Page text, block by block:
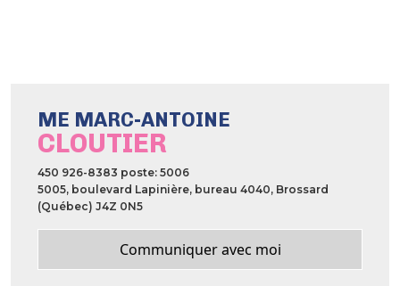
ME MARC-ANTOINE
CLOUTIER
450 926-8383 poste: 5006
5005, boulevard Lapinière, bureau 4040, Brossard
(Québec) J4Z 0N5
Communiquer avec moi